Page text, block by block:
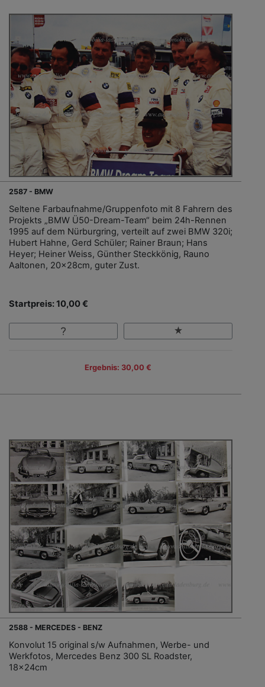
2587 - BMW
Seltene Farbaufnahme/Gruppenfoto mit 8 Fahrern des
Projekts „BMW Ü50-Dream-Team“ beim 24h-Rennen
1995 auf dem Nürburgring, verteilt auf zwei BMW 320i;
Hubert Hahne, Gerd Schüler; Rainer Braun; Hans
Heyer; Heiner Weiss, Günther Steckkönig, Rauno
Aaltonen, 20x28cm, guter Zust.
Startpreis: 10,00 €
Ergebnis: 30,00 €
2588 - MERCEDES - BENZ
Konvolut 15 original s/w Aufnahmen, Werbe- und
Werkfotos, Mercedes Benz 300 SL Roadster,
18x24cm